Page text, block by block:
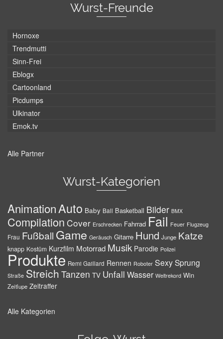
Wurst-Freunde
Hornoxe
Trendmutti
Sinn-Frei
Eblogx
Cartoonland
Picdumps
Ulkinator
Emok.tv
Alle Partner
Wurst-Kategorien
AnimationAuto Baby Ball Basketball Bilder BMX
Compilation Cover Erschrecken Fahrrad Fail Feuer Flugzeug
Frau Fußball Game Geräusch Gitarre Hund Junge Katze
knapp Kostüm Kurzfilm Motorrad Musik Parodie Polizei
Produkte Remi Gaillard Rennen Roboter SexySprung
Straße Streich Tanzen TV Unfall Wasser Weltrekord Win
Zeitlupe Zeitraffer
Alle Kategorien